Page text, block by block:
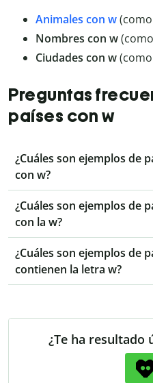
Animales con w(como
Nombres con w(como
Ciudades con w(como
Preguntas
países con w
¿Cuáles son ejemplos de
con w?
¿Cuáles son ejemplos de
con la w?
¿Cuáles son ejemplos de
contienen la letra w?
¿Te ha resultado